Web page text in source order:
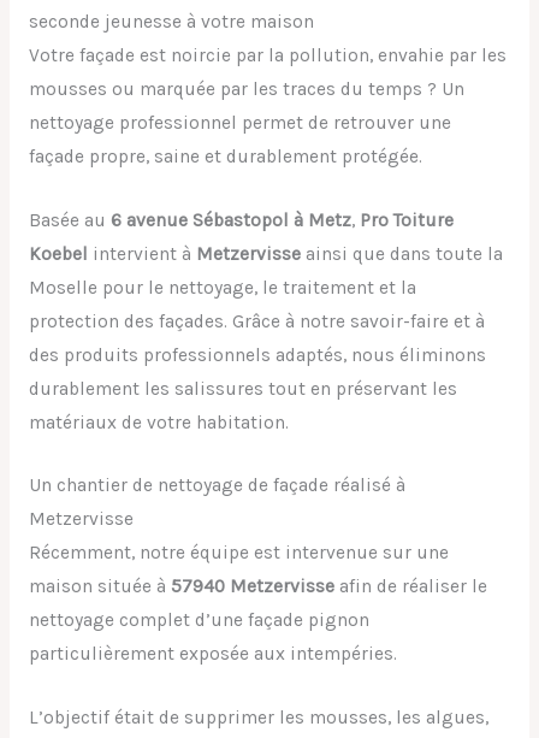
seconde jeunesse à votre maison
Votre façade est noircie par la pollution, envahie par les
mousses ou marquée par les traces du temps ? Un
nettoyage professionnel permet de retrouver une
façade propre, saine et durablement protégée.
Basée au 6 avenue Sébastopol à Metz, Pro Toiture
Koebel intervient à Metzervisseainsi que dans toute la
Moselle pour le nettoyage, le traitement et la
protection des façades. Grâce à notre savoir-faire et à
des produits professionnels adaptés, nous éliminons
durablement les salissures tout en préservant les
matériaux de votre habitation.
Un chantier de nettoyage de façade réalisé à
Metzervisse
Récemment, notre équipe est intervenue sur une
maison située à 57940 Metzervisseafin de réaliser le
nettoyage complet d’une façade pignon
particulièrement exposée aux intempéries.
L’objectif était de supprimer les mousses, les algues,